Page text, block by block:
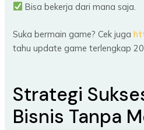
Bisa bekerja dari mana saja.
Suka bermain game? Cek juga
tahu update game terlengkap
Strategi
Bisnis Tanpa